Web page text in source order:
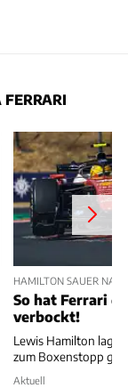
HAMILTON SAUER
So hat Ferrari
verbockt!
Lewis Hamilton lag
zum Boxenstopp
Aktuell